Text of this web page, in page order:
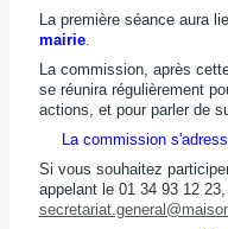
La première séance aura
mairie.
La commission, après
se réunira régulièrement
actions, et pour parler de
La commission
Si vous souhaitez
appelant le 01 34 93 12